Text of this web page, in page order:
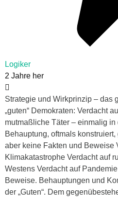
Logiker
2 Jahre her
Strategie und Wirkprinzip – das
„guten“ Demokraten: Verdacht
mutmaßliche Täter – einmalig
Behauptung, oftmals
aber keine Fakten und Beweise
Klimakatastrophe Verdacht auf
Westens Verdacht auf
Beweise. Behauptungen und
der „Guten“. Dem